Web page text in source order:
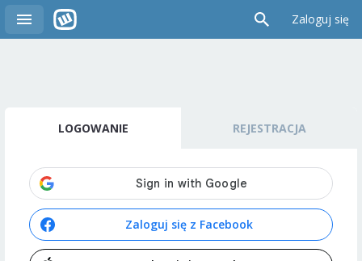
Zaloguj się
LOGOWANIE REJESTRACJA
Zaloguj się z Facebook